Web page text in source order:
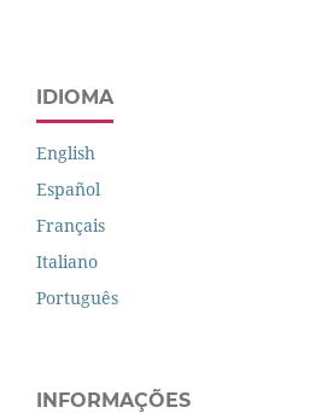
IDIOMA
English
Español
Français
Italiano
Português
INFORMAÇÕES